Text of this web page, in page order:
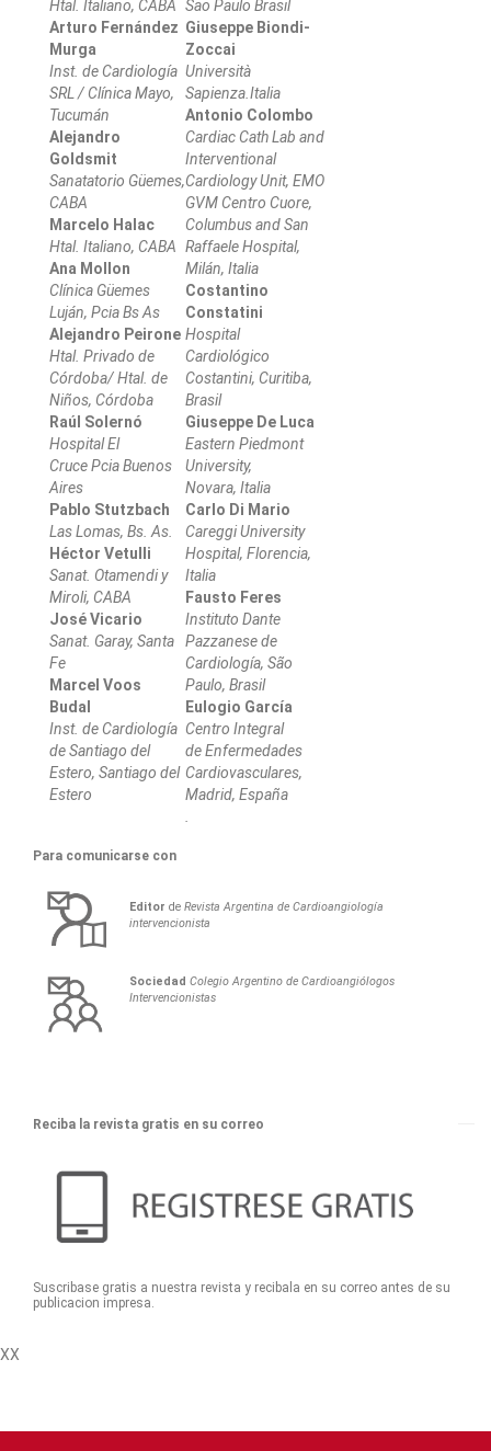
Htal. Italiano, CABA
Arturo Fernández
Murga
Inst. de Cardiología
SRL / Clínica Mayo,
Tucumán
Alejandro
Goldsmit
Sanatatorio Güemes,
CABA
Marcelo Halac
Htal. Italiano, CABA
Ana Mollon
Clínica Güemes
Luján, Pcia Bs As
Alejandro Peirone
Htal. Privado de
Córdoba/ Htal. de
Niños, Córdoba
Raúl Solernó
Hospital El
Cruce Pcia Buenos
Aires
Pablo Stutzbach
Las Lomas, Bs. As.
Héctor Vetulli
Sanat. Otamendi y
Miroli, CABA
José Vicario
Sanat. Garay, Santa
Fe
Marcel Voos
Budal
Inst. de Cardiología
de Santiago del
Estero, Santiago del
Estero
Sao Paulo Brasil
Giuseppe Biondi-
Zoccai
Università
Sapienza.Italia
Antonio Colombo
Cardiac Cath Lab and
Interventional
Cardiology Unit, EMO
GVM Centro Cuore,
Columbus and San
Raffaele Hospital,
Milán, Italia
Costantino
Constatini
Hospital
Cardiológico
Costantini, Curitiba,
Brasil
Giuseppe De Luca
Eastern Piedmont
University,
Novara, Italia
Carlo Di Mario
Careggi University
Hospital, Florencia,
Italia
Fausto Feres
Instituto Dante
Pazzanese de
Cardiología, São
Paulo, Brasil
Eulogio García
Centro Integral
de Enfermedades
Cardiovasculares,
Madrid, España
Para comunicarse con
Editor deRevista Argentina de Cardioangiología
intervencionista
Sociedad Colegio Argentino de Cardioangiólogos
Intervencionistas
Reciba la revista gratis en su correo
Suscribase gratis a nuestra revista y recibala en su correo antes de su
publicacion impresa.
XX